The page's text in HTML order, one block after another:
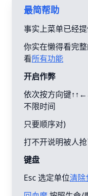
最简帮助
事实上菜单已经
你实在懒得看完
看所有功能
开启作弊
依次按方向键
不限时间
只要顺序对)
打不开说明被人
键盘
Esc 选定单位清除